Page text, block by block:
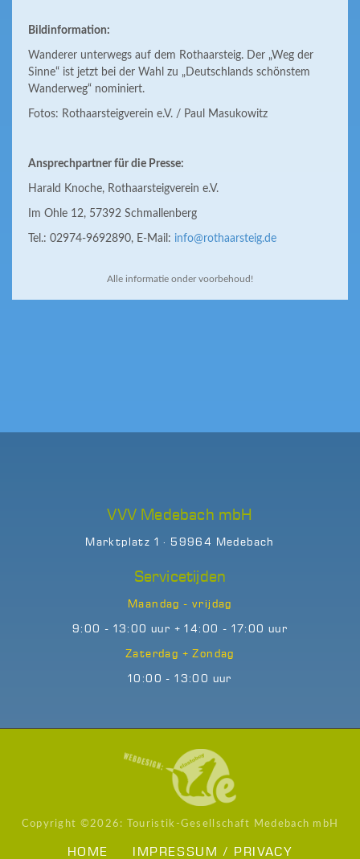
Bildinformation:
Wanderer unterwegs auf dem Rothaarsteig. Der „Weg der
Sinne“ ist jetzt bei der Wahl zu „Deutschlands schönstem
Wanderweg“ nominiert.
Fotos: Rothaarsteigverein e.V. / Paul Masukowitz
Ansprechpartner für die Presse:
Harald Knoche, Rothaarsteigverein e.V.
Im Ohle 12, 57392 Schmallenberg
Tel.: 02974-9692890, E-Mail: info@rothaarsteig.de
Alle informatie onder voorbehoud!
VVV Medebach mbH
Marktplatz 1 · 59964 Medebach
Servicetijden
Maandag - vrijdag
9:00 - 13:00 uur + 14:00 - 17:00 uur
Zaterdag + Zondag
10:00 - 13:00 uur
Copyright ©2026: Touristik-Gesellschaft Medebach mbH
HOME IMPRESSUM / PRIVACY